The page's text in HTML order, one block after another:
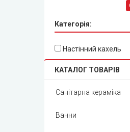
Категорія:
Настінний кахель
КАТАЛОГ ТОВАРІВ
Санітарна кераміка
Ванни